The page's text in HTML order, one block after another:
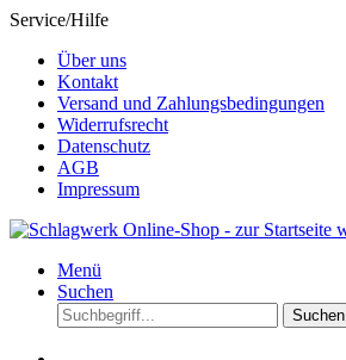
Service/Hilfe
Über uns
Kontakt
Versand und Zahlungsbedingungen
Widerrufsrecht
Datenschutz
AGB
Impressum
Menü
Suchen
Suchen